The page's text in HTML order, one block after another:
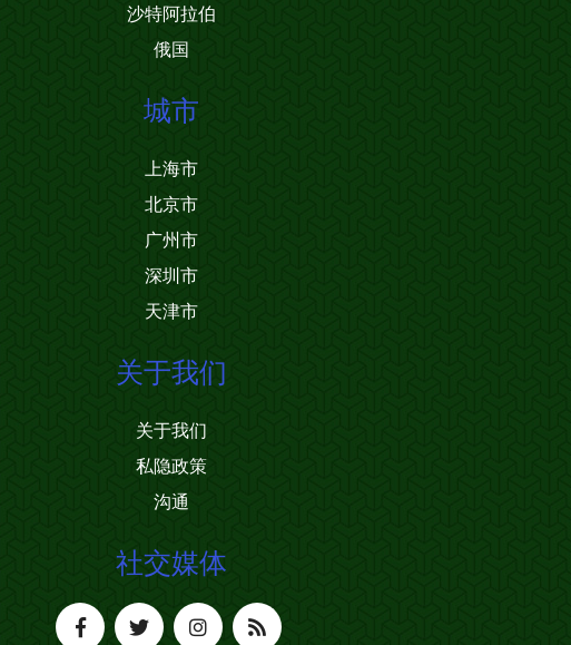
沙特阿拉伯
俄国
城市
上海市
北京市
广州市
深圳市
天津市
关于我们
关于我们
私隐政策
沟通
社交媒体